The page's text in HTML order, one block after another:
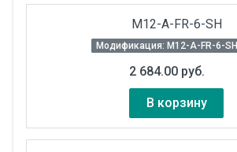
M12-A-FR-6-SH
Модификация: M12-A-FR-6-SH
2 684.00 руб.
В корзину